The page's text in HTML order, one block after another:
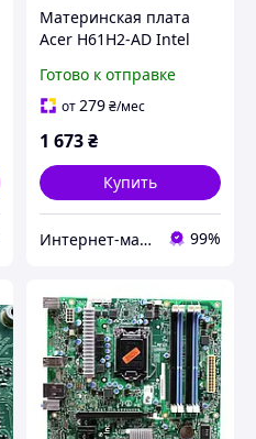
Материнская плата
Acer H61H2-AD Intel
Готово к отправке
от279₴/мес
1 673₴
Купить
Интернет-маркет "Stream PC" все для Вас и вашего дома! 99%